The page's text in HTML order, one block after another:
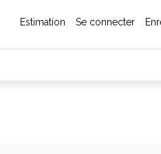
Estimation Se connecter